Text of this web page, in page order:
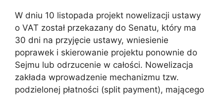
W dniu 10 listopada projekt nowelizacji ustawy
o VAT został przekazany do Senatu, który ma
30 dni na przyjęcie ustawy, wniesienie
poprawek i skierowanie projektu ponownie do
Sejmu lub odrzucenie w całości. Nowelizacja
zakłada wprowadzenie mechanizmu tzw.
podzielonej płatności (split payment), mającego